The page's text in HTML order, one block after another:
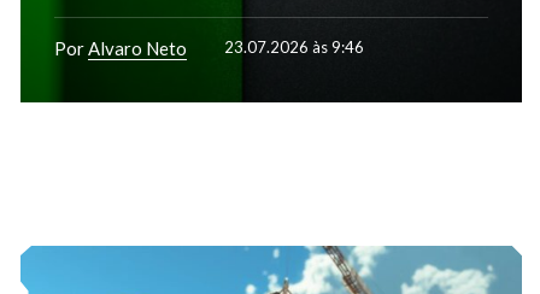
PorAlvaro Neto 23.07.2026 às 9:46